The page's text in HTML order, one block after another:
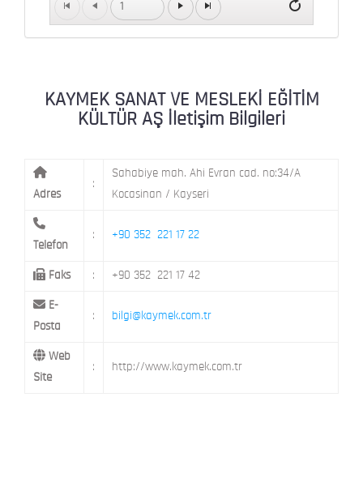
Kaymek Köşk Sosyal
Köşk Mahallesi, Orgeneral Eşref Bitlis
KAYMEK SÜMER MEVLANA MAH. 8. CAD. NO: 28
MİMARSİNAN DEMOKRASİ MAH. FATİN
1
KAYMEK SANAT VE MESLEKİ EĞİTİM
KÜLTÜR AŞ İletişim Bilgileri
Adres
:
Sahabiye mah. Ahi Evran cad. no:34/A
Kocasinan / Kayseri
Telefon
: +90 352 221 17 22
Faks : +90 352 221 17 42
E-
Posta
: bilgi@kaymek.com.tr
Web
Site
: http://www.kaymek.com.tr